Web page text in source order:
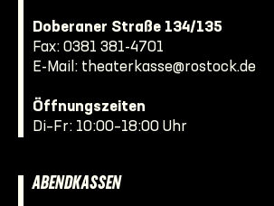
Doberaner Straße 134/135
Fax: 0381 381-4701
E-Mail: theaterkasse@rostock.de
Öffnungszeiten
Di–Fr: 10:00–18:00 Uhr
ABENDKASSEN